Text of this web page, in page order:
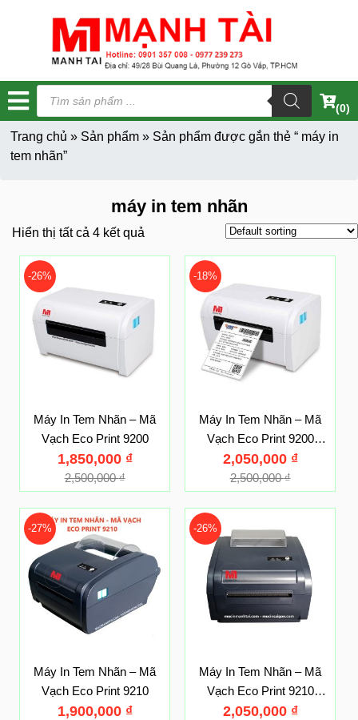
Tìm
kiếm
sản
phẩm
(0)
Trang chủ » Sản phẩm» Sản phẩm được gắn thẻ “ máy in
tem nhãn”
máy in tem nhãn
Hiển thị tất cả 4 kết quả
-26%
Máy In Tem Nhãn – Mã
Vạch Eco Print 9200
2,500,000₫
1,850,000 ₫
-18%
Máy In Tem Nhãn – Mã
Vạch Eco Print 9200
(Usb + Bluetooth)
2,500,000₫
2,050,000 ₫
-27%
Máy In Tem Nhãn – Mã
Vạch Eco Print 9210
1,900,000 ₫
-26%
Máy In Tem Nhãn – Mã
Vạch Eco Print 9210
(Usb + Bluetooth)
2,050,000 ₫